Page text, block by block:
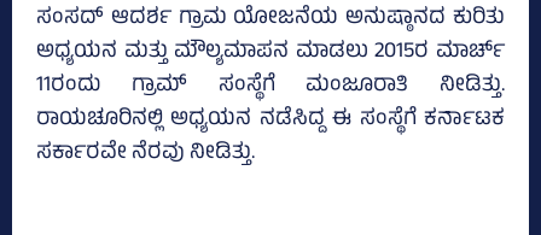
ಸಂಸದ್‌ ಆದರ್ಶ ಗ್ರಾಮ ಯೋಜನೆಯ ಅನುಷ್ಠಾನದ ಕುರಿತು
ಅಧ್ಯಯನ ಮತ್ತು ಮೌಲ್ಯಮಾಪನ ಮಾಡಲು 2015ರ ಮಾರ್ಚ್‌
11ರಂದು ಗ್ರಾಮ್ ಸಂಸ್ಥೆಗೆ ಮಂಜೂರಾತಿ ನೀಡಿತ್ತು.
ರಾಯಚೂರಿನಲ್ಲಿ ಅಧ್ಯಯನ ನಡೆಸಿದ್ದ ಈ ಸಂಸ್ಥೆಗೆ ಕರ್ನಾಟಕ
ಸರ್ಕಾರವೇ ನೆರವು ನೀಡಿತ್ತು.